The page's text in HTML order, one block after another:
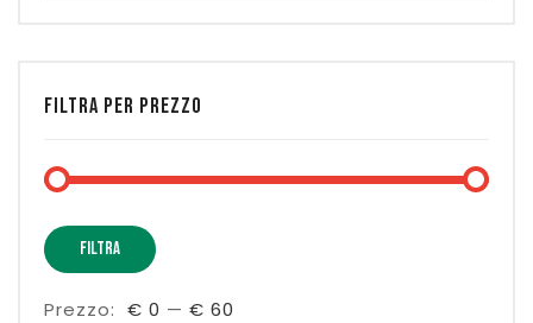
FILTRA PER PREZZO
FILTRA
Prezzo: € 0 — € 60